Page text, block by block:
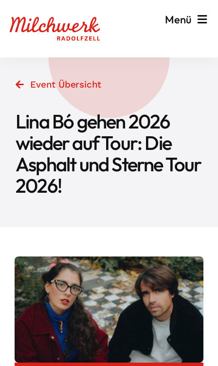
Inhalt
Menü
Veranstalten & Planen
Besuchen & Informieren
Events
Milchwerk
Event Übersicht
Lina Bó gehen 2026
wieder auf Tour: Die
Asphalt und Sterne Tour
2026!